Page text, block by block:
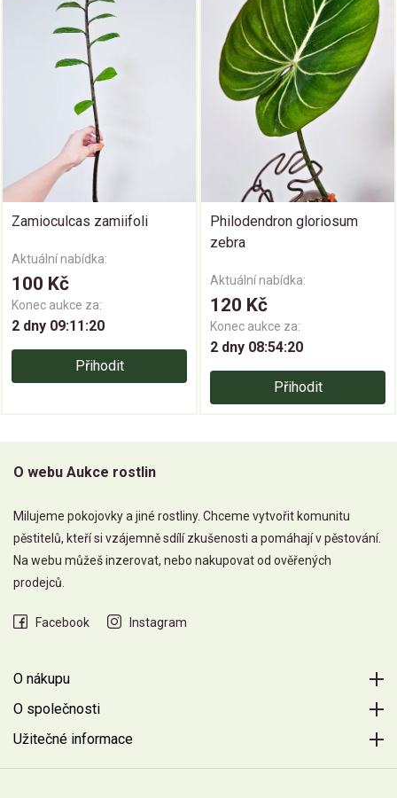
Zamioculcas zamiifoli
Aktuální nabídka:
100 Kč
Konec aukce za:
2 dny 09:11:19
Přihodit
Philodendron gloriosum
zebra
Aktuální nabídka:
120 Kč
Konec aukce za:
2 dny 08:54:19
Přihodit
O webu Aukce rostlin
Milujeme pokojovky a jiné rostliny. Chceme vytvořit komunitu
pěstitelů, kteří si vzájemně sdílí zkušenosti a pomáhají v pěstování.
Na webu můžeš inzerovat, nebo nakupovat od ověřených
prodejců.
Facebook Instagram
O nákupu
O společnosti
Užitečné informace